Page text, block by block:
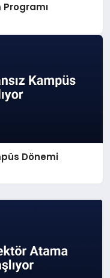
Programı
Dönemi